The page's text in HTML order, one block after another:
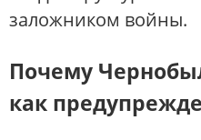
заложником войны.
Почему
как